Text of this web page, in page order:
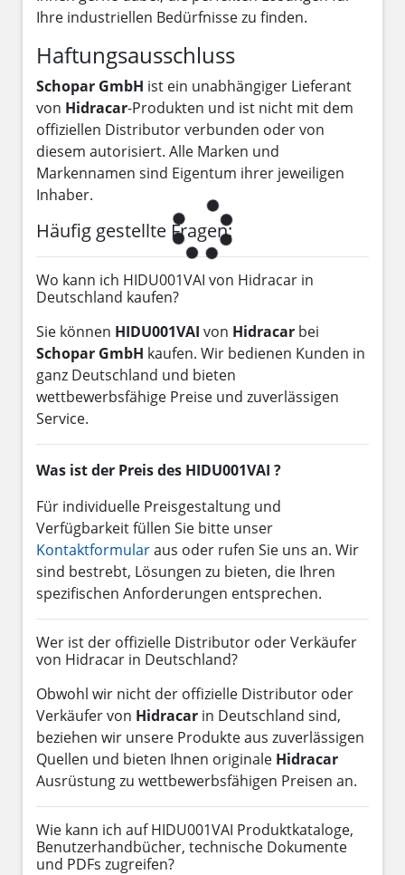
Ihre industriellen Bedürfnisse zu finden.
Haftungsausschluss
Schopar GmbH ist ein unabhängiger Lieferant
von Hidracar-Produkten und ist nicht mit dem
offiziellen Distributor verbunden oder von
diesem autorisiert. Alle Marken und
Markennamen sind Eigentum ihrer jeweiligen
Inhaber.
Häufig gestellte Fragen:
Wo kann ich HIDU001VAI von Hidracar in
Deutschland kaufen?
Sie können HIDU001VAI von Hidracar bei
Schopar GmbH kaufen. Wir bedienen Kunden in
ganz Deutschland und bieten
wettbewerbsfähige Preise und zuverlässigen
Service.
Was ist der Preis des HIDU001VAI ?
Für individuelle Preisgestaltung und
Verfügbarkeit füllen Sie bitte unser
Kontaktformularaus oder rufen Sie uns an. Wir
sind bestrebt, Lösungen zu bieten, die Ihren
spezifischen Anforderungen entsprechen.
Wer ist der offizielle Distributor oder Verkäufer
von Hidracar in Deutschland?
Obwohl wir nicht der offizielle Distributor oder
Verkäufer von Hidracar in Deutschland sind,
beziehen wir unsere Produkte aus zuverlässigen
Quellen und bieten Ihnen originale Hidracar
Ausrüstung zu wettbewerbsfähigen Preisen an.
Wie kann ich auf HIDU001VAI Produktkataloge,
Benutzerhandbücher, technische Dokumente
und PDFs zugreifen?